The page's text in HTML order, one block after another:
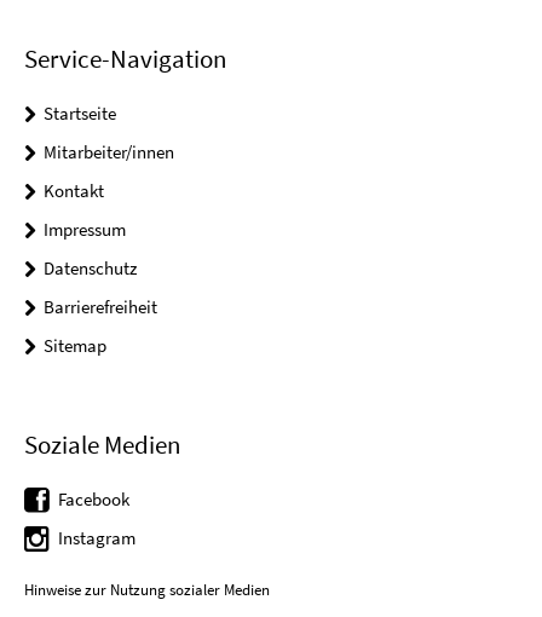
Service-Navigation
Startseite
Mitarbeiter/innen
Kontakt
Impressum
Datenschutz
Barrierefreiheit
Sitemap
Soziale Medien
Facebook
Instagram
Hinweise zur Nutzung sozialer Medien